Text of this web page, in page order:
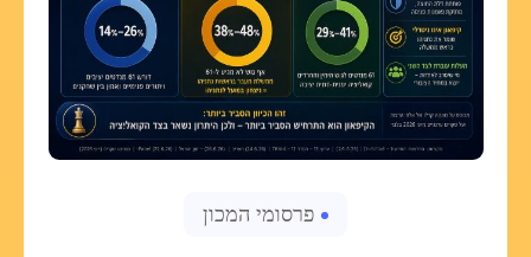
פרסומי המכון